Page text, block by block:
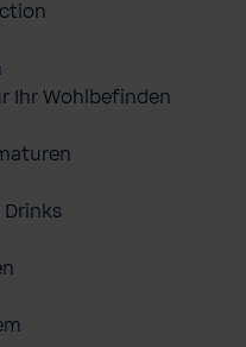
Ihr Wohlbefinden
Drinks